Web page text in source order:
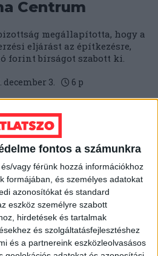
fontos a számunkra
vagy férünk hozzá információkhoz
formájában, és személyes adatokat
azonosítókat és standard
eszköz személyre szabott
hirdetések és tartalmak
és szolgáltatásfejlesztéshez
és a partnereink eszközleolvasásos
Centrum
megállapította, hogy a
eljárást az építkezésre,
forint bírságot szabott ki.
december 3. 6 p
János
vezető út
felújítására
egy évvel újra megnéztük
kapcsolatban új
Videóriport.
ZSOLT 2025. december 3.